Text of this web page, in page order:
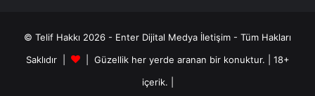
© Telif Hakkı 2026 - Enter Dijital Medya İletişim - Tüm Hakları
Saklıdır |
| Güzellik her yerde aranan bir konuktur. | 18+
içerik. |